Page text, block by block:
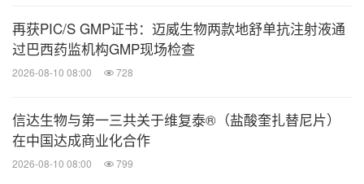
诺和诺德全球高级副总裁兼大中国区总裁蔡琰
到开放合作对产业链创新发展的重要意义。面向未
来，诺和诺德将继续以研发、生产、运营'全链协
同'模式，奔赴患者所需，携手产业链上下游合作伙
再获PIC/S GMP证书：迈威生物两款地舒单抗注射液通
过巴西药监机构GMP现场检查
2026-08-10 08:00 728
信达生物与第一三共关于维复泰®（盐酸奎扎替尼片）
在中国达成商业化合作
2026-08-10 08:00 799